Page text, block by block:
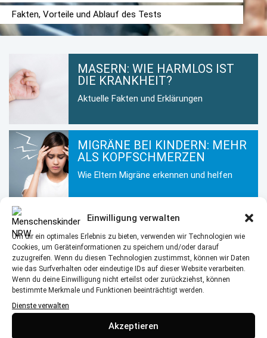
Einwilligung verwalten
Um dir ein optimales Erlebnis zu bieten, verwenden wir Technologien wie
Cookies, um Geräteinformationen zu speichern und/oder darauf
zuzugreifen. Wenn du diesen Technologien zustimmst, können wir Daten
wie das Surfverhalten oder eindeutige IDs auf dieser Website verarbeiten.
Wenn du deine Einwilligung nicht erteilst oder zurückziehst, können
bestimmte Merkmale und Funktionen beeinträchtigt werden.
Dienste verwalten
Akzeptieren
Fakten, Vorteile und Ablauf des Tests
MASERN: WIE HARMLOS IST
DIE KRANKHEIT?
Aktuelle Fakten und Erklärungen
MIGRÄNE BEI KINDERN: MEHR
ALS KOPFSCHMERZEN
Wie Eltern Migräne erkennen und helfen
KINDERHAUT IM WINTER: SO
BLEIBT SIE GESUND UND
GEPFLEGT
Hautpflege für Kinder in der kalten
Jahreszeit
MEHR AUS DEM BEREICH